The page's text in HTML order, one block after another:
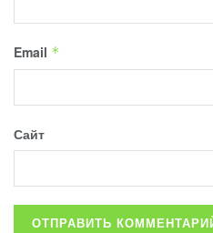
Email *
Сайт